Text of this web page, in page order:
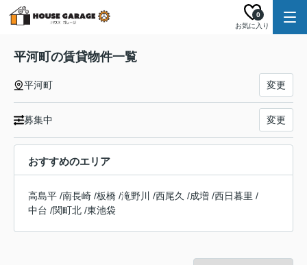
お気に入り
0
平河町の賃貸物件一覧
平河町 変更
募集中 変更
おすすめのエリア
高島平 /南長崎 /板橋 /滝野川 /西尾久 /成増 /西日暮里 /
中台 /関町北 /東池袋